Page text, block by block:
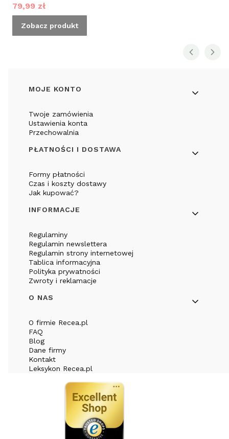
Cena promocyjna
79,99 zł
Zobacz produkt
Linki w stopce
MOJE KONTO
Twoje zamówienia
Ustawienia konta
Przechowalnia
PŁATNOŚCI I DOSTAWA
Formy płatności
Czas i koszty dostawy
Jak kupować?
INFORMACJE
Regulaminy
Regulamin newslettera
Regulamin strony internetowej
Tablica informacyjna
Polityka prywatności
Zwroty i reklamacje
O NAS
O firmie Recea.pl
FAQ
Blog
Dane firmy
Kontakt
Leksykon Recea.pl